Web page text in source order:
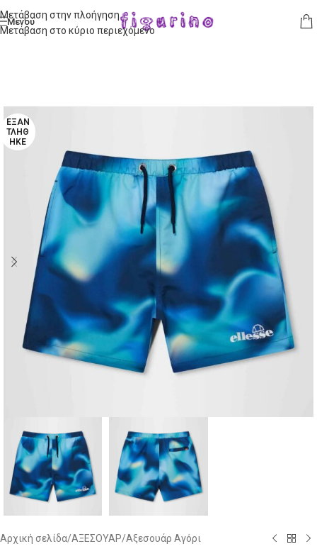
Μετάβαση στην πλοήγηση
Μετάβαση στο κύριο περιεχόμενο
Μενού
ΕΞΑΝ
ΤΛΉΘ
ΗΚΕ
Αρχική σελίδα/ΑΞΕΣΟΥΑΡ/Αξεσουάρ Αγόρι